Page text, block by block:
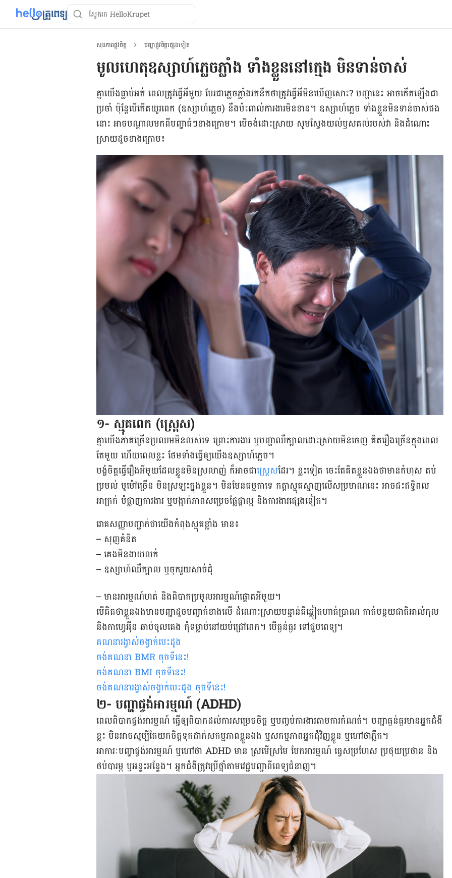
សុខភាពផ្លូវចិត្ត បញ្ហាផ្លូវចិត្តផ្សេងទៀត
មូលហេតុ​ឧស្សាហ៍​ភ្លេចភ្លាំង ទាំង​ខ្លួន​នៅ​ក្មេង មិន​ទាន់​ចាស់
គ្នាយើង​ធ្លាប់អត់ ពេល​ត្រូវ​ធ្វើ​អី​មួយ បែរ​ជា​ភ្លេចភ្លាំង​រក​នឹក​ថា​ត្រូវ​ធ្វើ​អី​មិន​ឃើញ​សោះ? បញ្ហានេះ អាច​កើត​ឡើង​ជា​
ប្រចាំ​ ប៉ុន្តែ​បើ​កើត​យូរ​ពេក (ឧស្សាហ៍​ភ្លេច) នឹង​ប៉ះពាល់​ការងារ​មិន​ខាន។ ឧស្សាហ៍​ភ្លេច ទាំង​ខ្លួន​មិន​ទាន់​ចាស់​ផង​
នោះ អាច​បណ្ដាល​មក​ពី​បញ្ហា​ធំៗ​ខាង​ក្រោម។ បើ​ចង់​ដោះ​ស្រាយ សូម​ស្វែង​យល់​ឫសគល់​របស់​វា និង​ដំណោះ​
ស្រាយ​ដូច​ខាង​ក្រោម៖
១- ស្មុគពេក (ស្ត្រេស)
គ្នា​​យើង​​ភាគ​ច្រើន​ប្រឈម​​មិន​​លស់​​ទេ ព្រោះ​​ការងារ ឬ​បញ្ហា​ឈឺ​ក្បាល​ដោះស្រាយ​មិន​ចេញ ​គិត​រឿង​ច្រើន​ក្នុង​ពេល​
តែ​មួយ ហើយ​ពេល​ខ្លះ ថែម​ទាំង​ធ្វើ​ឲ្យ​យើង​ឧស្សាហ៍​​ភ្លេច​​។
​បង្ខំ​ចិត្ត​​ធ្វើ​រឿង​អី​មួយដែល​​ខ្លួន​មិន​ស្រលាញ់ ក៏​​អាច​ជា​ស្ត្រេស​ដែរ។ ខ្លះ​ទៀត ចេះ​តែ​គិត​ខ្លួន​ឯង​ថាមាន​កំហុស តប់​
ប្រមល់ ​មួម៉ៅ​ច្រើន មិន​ស្រឡះ​ក្នុង​ខ្លួន។ មិន​មែន​​ធម្មតា​ទេ កត្តាស្មុគស្មាញ​លើស​ប្រមាណ​នេះ អាច​ជះឥទ្ធិពល​
អាក្រក់​ បំផ្លាញ​ការងារ ឬ​បង្អាក់​ភាព​សម្រេច​ផ្លែ​ផ្កា​ល្អ និង​ការងារ​ផ្សេងទៀត។
រោគសញ្ញា​បញ្ជាក់​ថា​យើង​កំពុង​ស្មុគខ្លាំង មាន៖
– សុញគំនិត
– ​គេង​មិន​ងា​យ​លក់
– ឧស្សាហ៍​​ឈឺក្បាល ឬ​ចុករួយសាច់ដុំ
– មានអារម្មណ៍​ហត់ ​និង​​ពិបាក​ប្រមូល​​អារម្មណ៍​​ផ្ដោត​អី​មួយ។
បើ​គិត​ថា​ខ្លួន​ឯងមាន​បញ្ហាដូច​បញ្ជាក់​ខាង​លើ ដំណោះស្រាយ​បន្ទាន់​គឺឆ្លៀត​​ហាត់​ប្រាណ កាត់​បន្ថយ​ជាតិ​អាល់កុល ​
និងកាហ្វេអុីន ​ឆាប់ចូល​គេង កុំ​ទម្លាប់​នៅ​យប់​ជ្រៅ​ពេក។ បើ​ធ្ងន់​ធ្ងរ ទៅជួប​ពេទ្យ​​។
គណនា​រង្វាស់ចង្វាក់បេះដូង
ចង់គណនា BMR ចុចទីនេះ!
ចង់គណនា BMI ចុចទីនេះ!
ចង់គណនារង្វាស់ចង្វាក់បេះដូង ចុចទីនេះ!
២- បញ្ហាផ្ចង់អារម្មណ៍ (ADHD​)
ពេល​ពិបាក​ផ្ចង់​អារម្មណ៍ ធ្វើឲ្យពិបាក​ដល់​ការ​សម្រេច​ចិត្ត ឬ​បញ្ចប់​ការងារ​តាម​ការ​កំណត់។ បញ្ហា​​ធ្ងន់ធ្ងរ​មាន​អ្នក​ជំងឺ​
ខ្លះ មិន​អាច​សូម្បី​តែ​យក​ចិត្តទុក​ដាក់​សកម្មភាព​​ខ្លួនឯង ឬ​សកម្មភាព​អ្នក​ជុំវិញ​ខ្លួន ឬ​ហៅ​ថា​ភ្លឹក។
អាការៈ​​បញ្ហា​ផ្ចង់អារម្មណ៍ ឬ​ហៅ​ថា ADHD​ មាន ​ស្រមើស្រមៃ ​បែក​អារម្មណ៍ ​ធ្វេសប្រហែស ​ប្រថុយប្រថាន​ និង​
ថប់​បារម្ភ ឬអន្ទះអន្ទែង។ អ្នក​ជំងឺ​ត្រូវប្រើ​ថ្នាំតាមវេជ្ជបញ្ជា​ពីពេទ្យ​ជំនាញ។